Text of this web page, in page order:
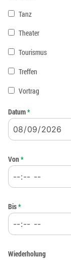
Tanz
Theater
Tourismus
Treffen
Vortrag
Datum*
Von*
Bis*
Wiederholung